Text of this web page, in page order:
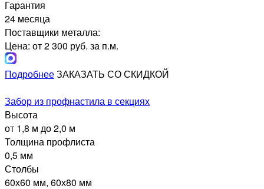
Гарантия
24 месяца
Поставщики металла:
Цена: от 2 300 руб. за п.м.
ПодробнееЗАКАЗАТЬ СО СКИДКОЙ
Забор из профнастила в секциях
Высота
от 1,8 м до 2,0 м
Толщина профлиста
0,5 мм
Столбы
60х60 мм, 60х80 мм